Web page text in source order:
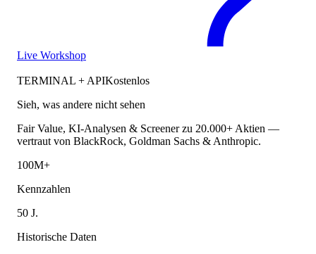
Live Workshop
TERMINAL + APIKostenlos
Sieh, was andere nicht sehen
Fair Value, KI-Analysen & Screener zu 20.000+ Aktien —
vertraut von BlackRock, Goldman Sachs & Anthropic.
100M+
Kennzahlen
50 J.
Historische Daten